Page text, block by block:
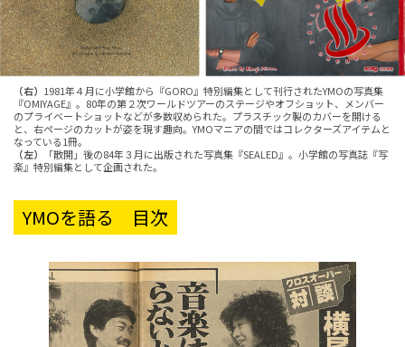
（右） 1981年４月に小学館から『GORO』特別編集として刊行されたYMOの写真集
『OMIYAGE』。80年の第２次ワールドツアーのステージやオフショット、メンバー
のプライベートショットなどが多数収められた。プラスチック製のカバーを開ける
と、右ページのカットが姿を現す趣向。YMOマニアの間ではコレクターズアイテムと
なっている1冊。
（左）
「散開」後の84年３月に出版された写真集『SEALED』。小学館の写真誌『写
楽』特別編集として企画された。
YMOを語る 目次